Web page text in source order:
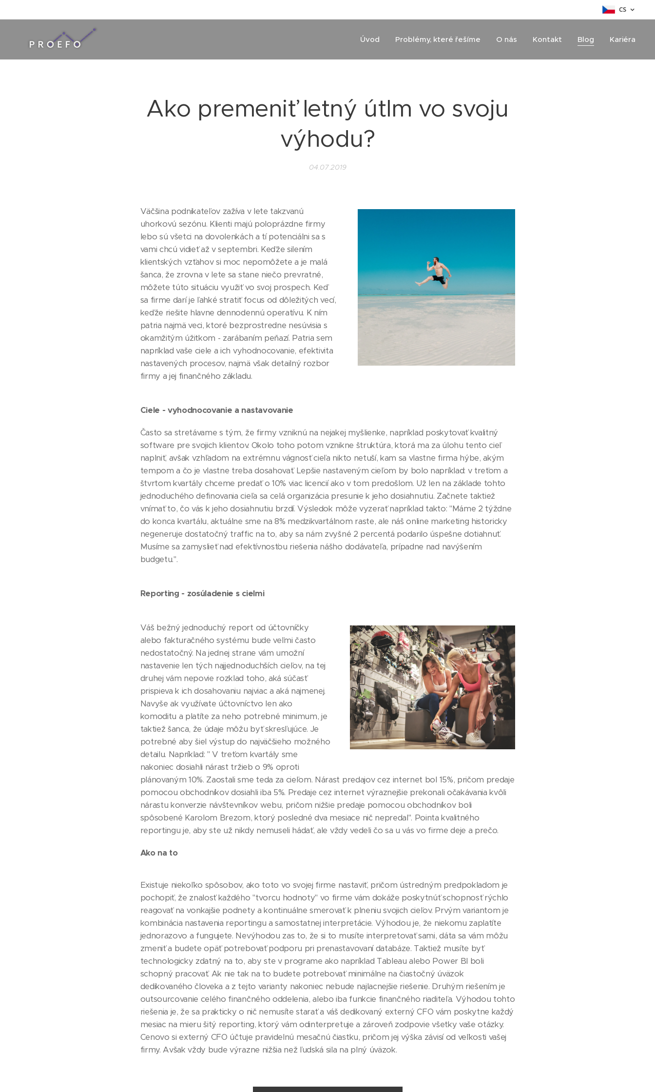
CS
Úvod Problémy, které řešíme O nás Kontakt Blog Kariéra
Ako premeniť letný útlm vo svoju
výhodu?
04.07.2019
Väčšina podnikateľov zažíva v lete takzvanú
uhorkovú sezónu. Klienti majú poloprázdne firmy
lebo sú všetci na dovolenkách a tí potenciálni sa s
vami chcú vidieť až v septembri. Keďže silením
klientských vzťahov si moc nepomôžete a je malá
šanca, že zrovna v lete sa stane niečo prevratné,
môžete túto situáciu využiť vo svoj prospech. Keď
sa firme darí je ľahké stratiť focus od dôležitých vecí,
keďže riešite hlavne dennodennú operatívu. K ním
patria najmä veci, ktoré bezprostredne nesúvisia s
okamžitým úžitkom - zarábaním peňazí. Patria sem
napríklad vaše ciele a ich vyhodnocovanie, efektivita
nastavených procesov, najmä však detailný rozbor
firmy a jej finančného základu.
Ciele - vyhodnocovanie a nastavovanie
Často sa stretávame s tým, že firmy vzniknú na nejakej myšlienke, napríklad poskytovať kvalitný
software pre svojich klientov. Okolo toho potom vznikne štruktúra, ktorá ma za úlohu tento cieľ
naplniť, avšak vzhľadom na extrémnu vágnosť cieľa nikto netuší, kam sa vlastne firma hýbe, akým
tempom a čo je vlastne treba dosahovať. Lepšie nastaveným cieľom by bolo napríklad: v treťom a
štvrtom kvartály chceme predať o 10% viac licencií ako v tom predošlom. Už len na základe tohto
jednoduchého definovania cieľa sa celá organizácia presunie k jeho dosiahnutiu. Začnete taktiež
vnímať to, čo vás k jeho dosiahnutiu brzdí. Výsledok môže vyzerať napríklad takto: "Máme 2 týždne
do konca kvartálu, aktuálne sme na 8% medzikvartálnom raste, ale náš online marketing historicky
negeneruje dostatočný traffic na to, aby sa nám zvyšné 2 percentá podarilo úspešne dotiahnuť.
Musíme sa zamyslieť nad efektívnosťou riešenia nášho dodávateľa, prípadne nad navýšením
budgetu.".
Reporting - zosúladenie s cielmi
Váš bežný jednoduchý report od účtovníčky
alebo fakturačného systému bude veľmi často
nedostatočný. Na jednej strane vám umožní
nastavenie len tých najjednoduchších cieľov, na tej
druhej vám nepovie rozklad toho, aká súčasť
prispieva k ich dosahovaniu najviac a aká najmenej.
Navyše ak využívate účtovníctvo len ako
komoditu a platíte za neho potrebné minimum, je
taktiež šanca, že údaje môžu byť skresľujúce. Je
potrebné aby šiel výstup do najväčšieho možného
detailu. Napríklad: " V treťom kvartály sme
nakoniec dosiahli nárast tržieb o 9% oproti
plánovaným 10%. Zaostali sme teda za cieľom. Nárast predajov cez internet bol 15%, pričom predaje
pomocou obchodníkov dosiahli iba 5%. Predaje cez internet výraznejšie prekonali očakávania kvôli
nárastu konverzie návštevníkov webu, pričom nižšie predaje pomocou obchodníkov boli
spôsobené Karolom Brezom, ktorý posledné dva mesiace nič nepredal". Pointa kvalitného
reportingu je, aby ste už nikdy nemuseli hádať, ale vždy vedeli čo sa u vás vo firme deje a prečo.
Ako na to
Existuje niekoľko spôsobov, ako toto vo svojej firme nastaviť, pričom ústredným predpokladom je
pochopiť, že znalosť každého "tvorcu hodnoty" vo firme vám dokáže poskytnúť schopnosť rýchlo
reagovať na vonkajšie podnety a kontinuálne smerovať k plneniu svojich cieľov. Prvým variantom je
kombinácia nastavenia reportingu a samostatnej interpretácie. Výhodou je, že niekomu zaplatíte
jednorazovo a fungujete. Nevýhodou zas to, že si to musíte interpretovať sami, dáta sa vám môžu
zmeniť a budete opäť potrebovať podporu pri prenastavovaní databáze. Taktiež musíte byť
technologicky zdatný na to, aby ste v programe ako napríklad Tableau alebo Power BI boli
schopný pracovať. Ak nie tak na to budete potrebovať minimálne na čiastočný úväzok
dedikovaného človeka a z tejto varianty nakoniec nebude najlacnejšie riešenie. Druhým riešením je
outsourcovanie celého finančného oddelenia, alebo iba funkcie finančného riaditeľa. Výhodou tohto
riešenia je, že sa prakticky o nič nemusíte starať a váš dedikovaný externý CFO vám poskytne každý
mesiac na mieru šitý reporting, ktorý vám odinterpretuje a zároveň zodpovie všetky vaše otázky.
Cenovo si externý CFO účtuje pravidelnú mesačnú čiastku, pričom jej výška závisí od veľkosti vašej
firmy. Avšak vždy bude výrazne nižšia než ľudská sila na plný úväzok.